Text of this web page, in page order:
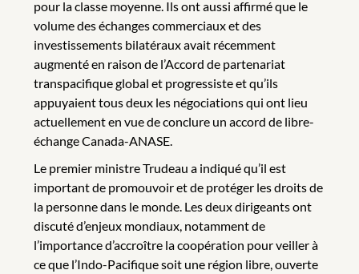
pour la classe moyenne. Ils ont aussi affirmé que le
volume des échanges commerciaux et des
investissements bilatéraux avait récemment
augmenté en raison de l’Accord de partenariat
transpacifique global et progressiste et qu’ils
appuyaient tous deux les négociations qui ont lieu
actuellement en vue de conclure un accord de libre-
échange Canada-ANASE.
Le premier ministre Trudeau a indiqué qu’il est
important de promouvoir et de protéger les droits de
la personne dans le monde. Les deux dirigeants ont
discuté d’enjeux mondiaux, notamment de
l’importance d’accroître la coopération pour veiller à
ce que l’Indo-Pacifique soit une région libre, ouverte